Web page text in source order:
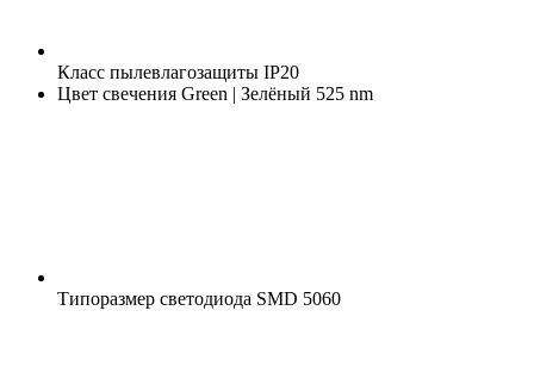
Класс пылевлагозащиты IP20
Цвет свечения Green | Зелёный 525 nm
Типоразмер светодиода SMD 5060